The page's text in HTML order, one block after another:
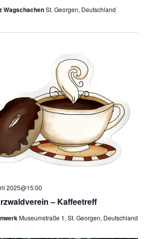
WagschachenSt. Georgen, Deutschland
– Kaffeetreff
2025@15:00
Museumstraße 1, St. Georgen, Deutschland